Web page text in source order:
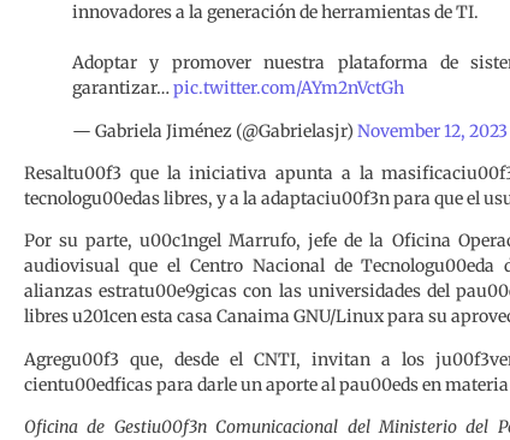
innovadores a la generación de herramientas de TI.
Adoptar y promover nuestra plataforma de
garantizar… pic.twitter.com/AYm2nVctGh
— Gabriela Jiménez (@Gabrielasjr) November 12, 2023
Resaltu00f3 que la iniciativa apunta a la
tecnologu00edas libres, y a la adaptaciu00f3n para que el
Por su parte, u00c1ngel Marrufo, jefe de la Oficina
audiovisual que el Centro Nacional de
alianzas estratu00e9gicas con las universidades del
libres u201cen esta casa Canaima GNU/Linux para su
Agregu00f3 que, desde el CNTI, invitan a los
cientu00edficas para darle un aporte al pau00eds en
Oficina de Gestiu00f3n Comunicacional del Ministerio del